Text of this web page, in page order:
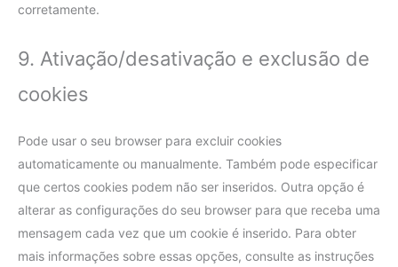
corretamente.
9. Ativação/desativação e exclusão de
cookies
Pode usar o seu browser para excluir cookies
automaticamente ou manualmente. Também pode especificar
que certos cookies podem não ser inseridos. Outra opção é
alterar as configurações do seu browser para que receba uma
mensagem cada vez que um cookie é inserido. Para obter
mais informações sobre essas opções, consulte as instruções